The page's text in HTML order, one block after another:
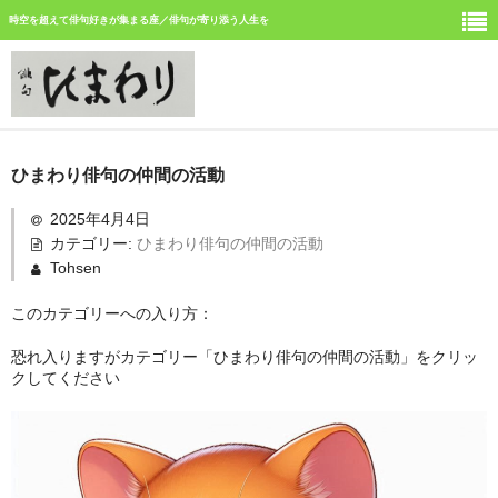
時空を超えて俳句好きが集まる座／俳句が寄り添う人生を
ひまわり誌今月号の俳句
今月みつけた俳句
俳句道場
「徳島文学賞」募集中
ひまわり俳句の仲間の活動
2025年4月4日
カテゴリー: ひまわり俳句の仲間の活動
Tohsen
このカテゴリーへの入り方：
恐れ入りますがカテゴリー「ひまわり俳句の仲間の活動」をクリッ
クしてください